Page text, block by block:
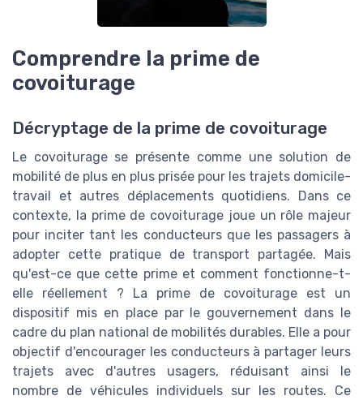
Comprendre la prime de
covoiturage
Décryptage de la prime de covoiturage
Le covoiturage se présente comme une solution de
mobilité de plus en plus prisée pour les trajets domicile-
travail et autres déplacements quotidiens. Dans ce
contexte, la prime de covoiturage joue un rôle majeur
pour inciter tant les conducteurs que les passagers à
adopter cette pratique de transport partagée. Mais
qu'est-ce que cette prime et comment fonctionne-t-
elle réellement ? La prime de covoiturage est un
dispositif mis en place par le gouvernement dans le
cadre du plan national de mobilités durables. Elle a pour
objectif d'encourager les conducteurs à partager leurs
trajets avec d'autres usagers, réduisant ainsi le
nombre de véhicules individuels sur les routes. Ce